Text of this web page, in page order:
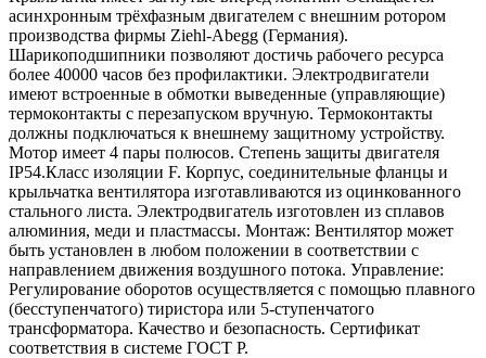
асинхронным трёхфазным двигателем с внешним ротором
производства фирмы Ziehl-Abegg (Германия).
Шарикоподшипники позволяют достичь рабочего ресурса
более 40000 часов без профилактики. Электродвигатели
имеют встроенные в обмотки выведенные (управляющие)
термоконтакты с перезапуском вручную. Термоконтакты
должны подключаться к внешнему защитному устройству.
Мотор имеет 4 пары полюсов. Степень защиты двигателя
IP54.Класс изоляции F. Корпус, соединительные фланцы и
крыльчатка вентилятора изготавливаются из оцинкованного
стального листа. Электродвигатель изготовлен из сплавов
алюминия, меди и пластмассы. Монтаж: Вентилятор может
быть установлен в любом положении в соответствии с
направлением движения воздушного потока. Управление:
Регулирование оборотов осуществляется с помощью плавного
(бесступенчатого) тиристора или 5-ступенчатого
трансформатора. Качество и безопасность. Сертификат
соответствия в системе ГОСТ Р.